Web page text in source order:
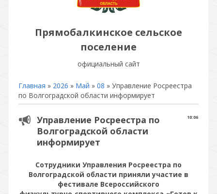
Прямобалкинское сельское
поселение
официальный сайт
Главная » 2026 » Май » 08 » Управление Росреестра
по Волгоградской области информирует
10:06
Управление Росреестра по
Волгоградской области
информирует
Сотрудники Управления Росреестра по
Волгоградской области приняли участие в
фестивале Всероссийского